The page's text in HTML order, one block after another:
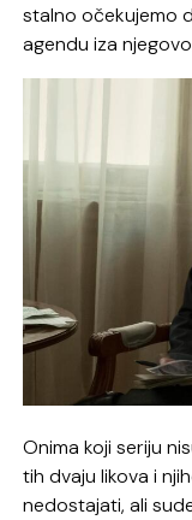
stalno očekujemo
agendu iza
Onima koji seriju
tih dvaju likova i
nedostajati, ali